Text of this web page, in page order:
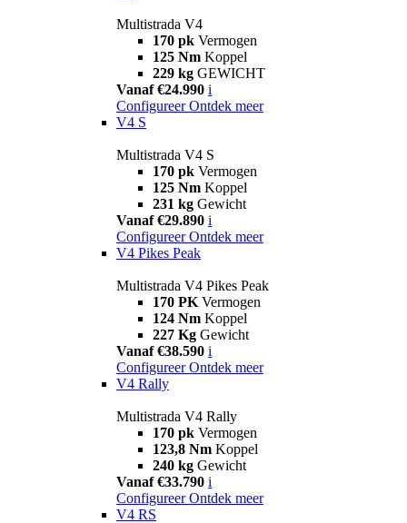
Multistrada V4
170 pk Vermogen
125 Nm Koppel
229 kg GEWICHT
Vanaf €24.990 i
Configureer Ontdek meer
V4 S
Multistrada V4 S
170 pk Vermogen
125 Nm Koppel
231 kg Gewicht
Vanaf €29.890 i
Configureer Ontdek meer
V4 Pikes Peak
Multistrada V4 Pikes Peak
170 PK Vermogen
124 Nm Koppel
227 Kg Gewicht
Vanaf €38.590 i
Configureer Ontdek meer
V4 Rally
Multistrada V4 Rally
170 pk Vermogen
123,8 Nm Koppel
240 kg Gewicht
Vanaf €33.790 i
Configureer Ontdek meer
V4 RS